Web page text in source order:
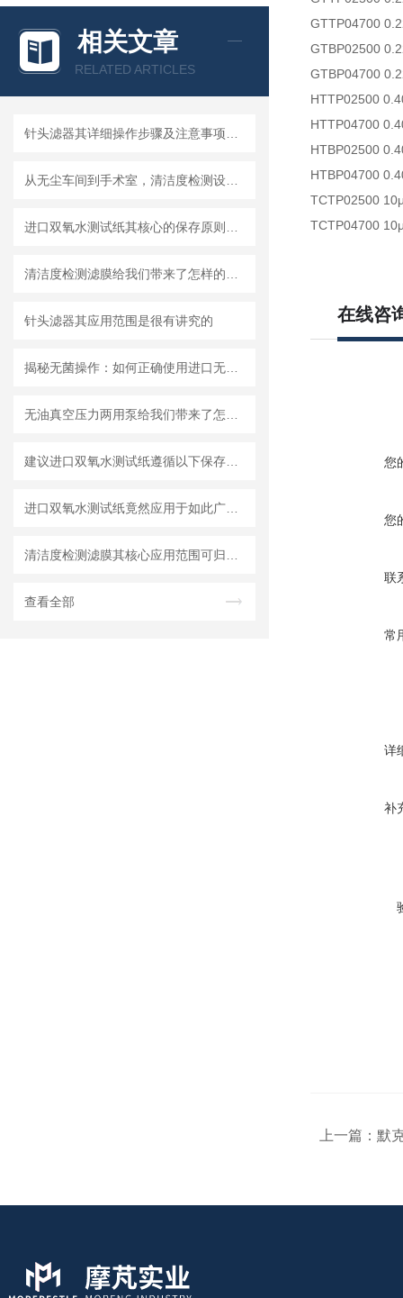
相关文章
RELATED ARTICLES
针头滤器其应用范围是很有讲究的
查看全部
GTTP04700
GTBP02500
GTBP04700
HTTP02500
HTTP04700
HTBP02500
HTBP04700
TCTP02500
TCTP04700
在线咨
您
您
联
常
详
补
上一篇： 默